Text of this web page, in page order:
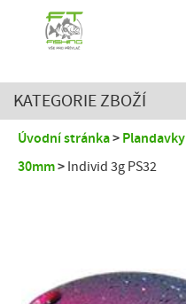
KATEGORIE ZBOŽÍ
Úvodní stránka Plandavky
30mm
Individ 3g PS32